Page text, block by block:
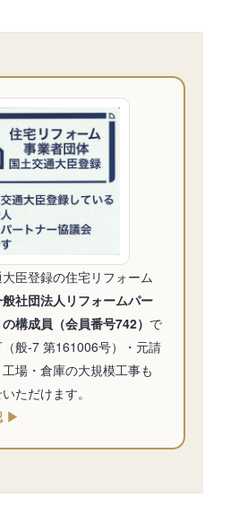
臣登録の住宅リフォーム
社団法人リフォームパー
構成員（会員番号742） で
般-7 第161006号）・元請
場・倉庫の大規模工事も
ただけます。
▶